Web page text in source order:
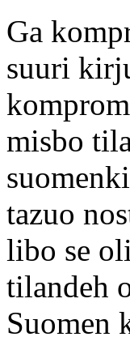
Ga
suuri
misbo
tazuo
libo se
tilandeh
Suomen